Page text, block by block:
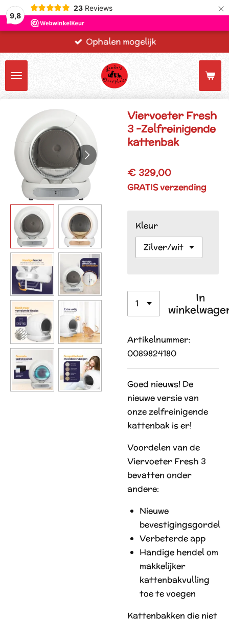
9,8
23 Reviews ×
Ophalen mogelijk
Viervoeter Fresh
3 -Zelfreinigende
kattenbak
€ 329,00
GRATIS verzending
Kleur
In
Artikelnummer:
0089824180
Goed nieuws! De
nieuwe versie van
onze zelfreinigende
kattenbak is er!
Voordelen van de
Viervoeter Fresh 3
bevatten onder
andere:
Nieuwe
bevestigingsgordel
Verbeterde app
Handige hendel om
makkelijker
kattenbakvulling
toe te voegen
Kattenbakken die niet